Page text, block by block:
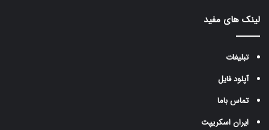
لینک های مفید
تبلیغات
آپلود فایل
تماس باما
ایران اسکریپت